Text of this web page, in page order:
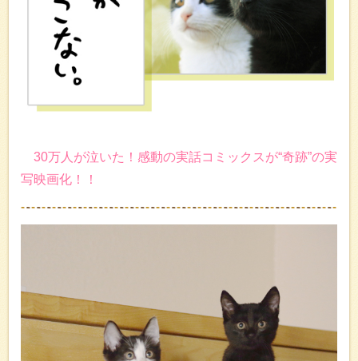
30万人が泣いた！感動の実話コミックスが“奇跡”の実
写映画化！！